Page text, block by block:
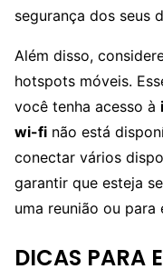
segurança dos seus
Além disso,
hotspots móveis.
você tenha acesso à
wi-fi não está
conectar vários
garantir que esteja
uma reunião ou
DICAS PARA